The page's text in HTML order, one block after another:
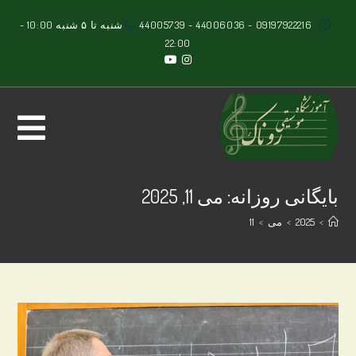
44005739 - 44006036 - 09197922216
شنبه تا ۵ شنبه 10:00 -
22:00
بایگانی روزانه: می 11, 2025
>
2025
> می >
11